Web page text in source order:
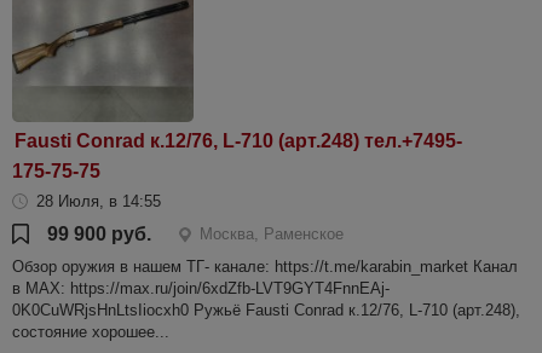
Fausti Conrad к.12/76, L-710 (арт.248) тел.+7495-
175-75-75
28 Июля, в 14:55
99 900 руб.
Москва, Раменское
Обзор оружия в нашем ТГ- канале: https://t.me/karabin_market Канал
в МАХ: https://max.ru/join/6xdZfb-LVT9GYT4FnnEAj-
0K0CuWRjsHnLtsIiocxh0 Ружьё Fausti Conrad к.12/76, L-710 (арт.248),
состояние хорошее...